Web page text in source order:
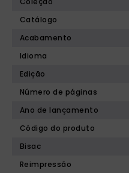
Catálogo
Acabamento
Idioma
Edição
Número de páginas
Ano de lançamento
Código do produto
Bisac
Reimpressão